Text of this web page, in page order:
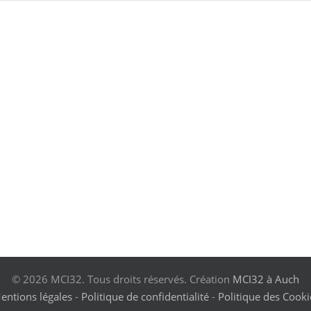
© 2026 MCI32. Tous droits réservés. Création MCI32 à Auch
légales- Politique de confidentialité- Politique des